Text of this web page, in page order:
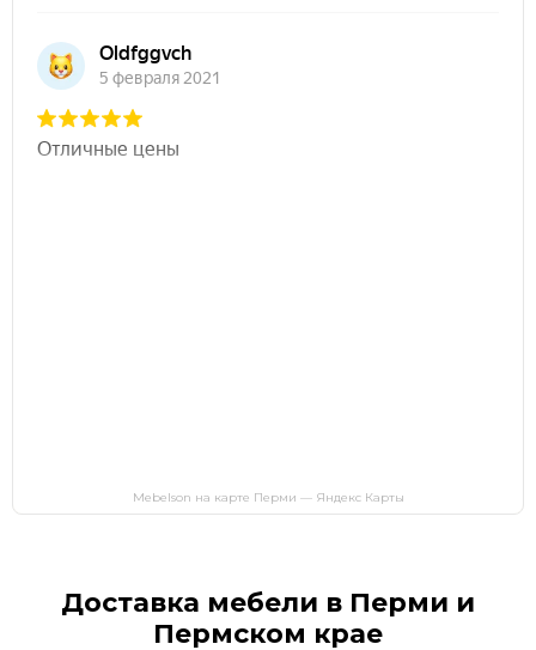
Mebelson на карте Перми — Яндекс Карты
Доставка мебели в Перми и
Пермском крае